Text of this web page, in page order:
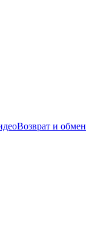
Возврат и обмен